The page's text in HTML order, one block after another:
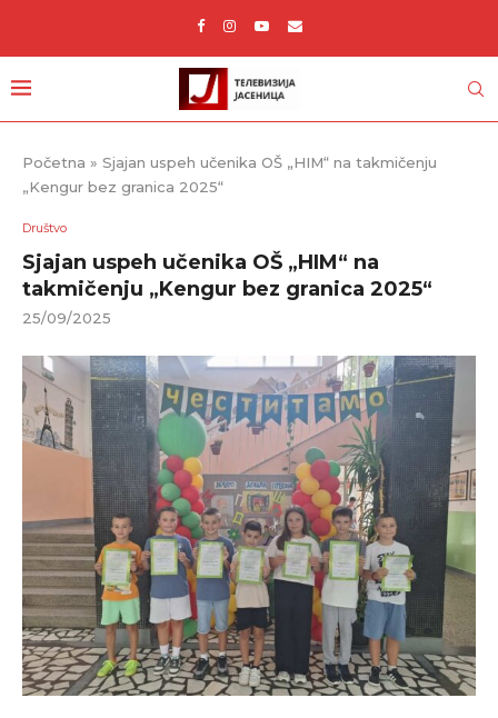
Početna » Sjajan uspeh učenika OŠ „HIM“ na takmičenju
„Kengur bez granica 2025“
Društvo
Sjajan uspeh učenika OŠ „HIM“ na
takmičenju „Kengur bez granica 2025“
25/09/2025